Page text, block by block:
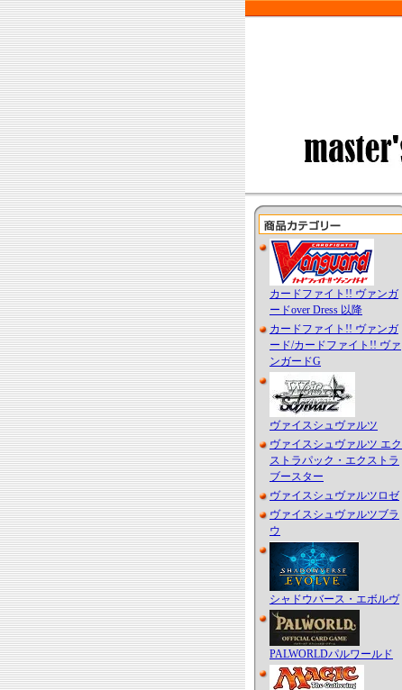
カードファイト!! ヴァンガ
ードover Dress 以降
カードファイト!! ヴァンガ
ード/カードファイト!! ヴァ
ンガードG
ヴァイスシュヴァルツ
ヴァイスシュヴァルツ エク
ストラパック・エクストラ
ブースター
ヴァイスシュヴァルツロゼ
ヴァイスシュヴァルツブラ
ウ
シャドウバース・エボルヴ
PALWORLDパルワールド